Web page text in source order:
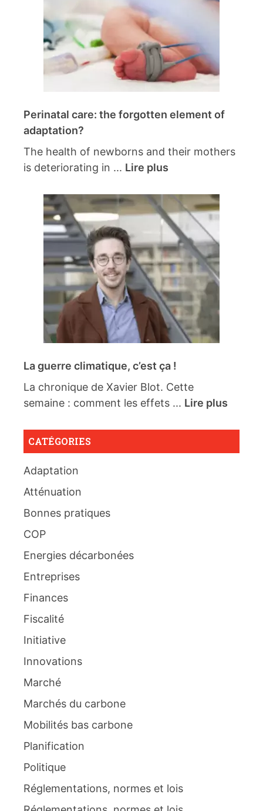
Perinatal care: the forgotten element of
adaptation?
The health of newborns and their mothers
is deteriorating in ... Lire plus
La guerre climatique, c’est ça !
La chronique de Xavier Blot. Cette
semaine : comment les effets ... Lire plus
CATÉGORIES
Adaptation
Atténuation
Bonnes pratiques
COP
Energies décarbonées
Entreprises
Finances
Fiscalité
Initiative
Innovations
Marché
Marchés du carbone
Mobilités bas carbone
Planification
Politique
Réglementations, normes et lois